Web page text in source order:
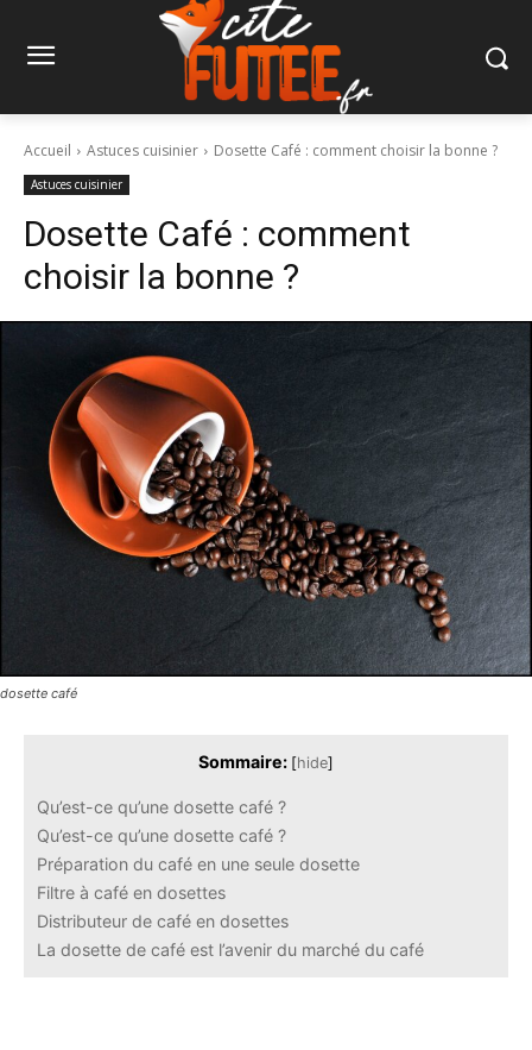
Accueil Astuces cuisinier Dosette Café : comment choisir la bonne ?
Astuces cuisinier
Dosette Café : comment
choisir la bonne ?
dosette café
Sommaire: [hide]
Qu’est-ce qu’une dosette café ?
Qu’est-ce qu’une dosette café ?
Préparation du café en une seule dosette
Filtre à café en dosettes
Distributeur de café en dosettes
La dosette de café est l’avenir du marché du café